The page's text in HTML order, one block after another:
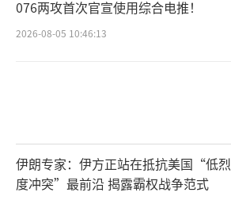
076两攻首次官宣使用综合电推！
2026-08-05 10:46:13
伊朗专家：伊方正站在抵抗美国“低烈
度冲突”最前沿 揭露霸权战争范式